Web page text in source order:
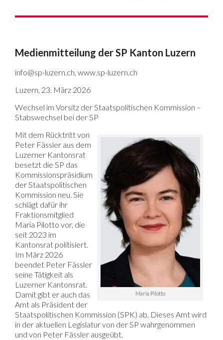
Medienmitteilung der SP Kanton Luzern
info@sp-luzern.ch, www.sp-luzern.ch
Luzern, 23. März 2026
Wechsel im Vorsitz der Staatspolitischen Kommission –
Stabswechsel bei der SP
Maria Pilotto
Mit dem Rücktritt von
Peter Fässler aus dem
Luzerner Kantonsrat
besetzt die SP das
Kommissionspräsidium
der Staatspolitischen
Kommission neu. Sie
schlägt dafür ihr
Fraktionsmitglied
Maria Pilotto vor, die
seit 2023 im
Kantonsrat politisiert.
Im März 2026
beendet Peter Fässler
seine Tätigkeit als
Luzerner Kantonsrat.
Damit gibt er auch das
Amt als Präsident der
Staatspolitischen Kommission (SPK) ab. Dieses Amt wird
in der aktuellen Legislatur von der SP wahrgenommen
und von Peter Fässler ausgeübt.